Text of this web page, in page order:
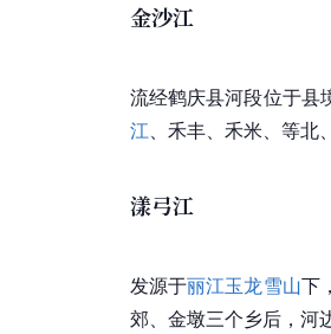
金沙江
流经鹤庆县河段位于县
江、禾丰、禾米、等北
漾弓江
发源于丽江玉龙雪山下
郊、金墩三个乡后，河